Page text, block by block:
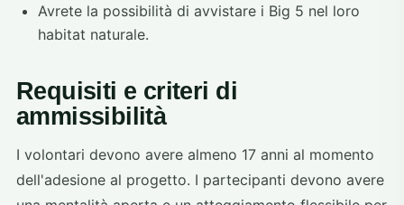
Avrete la possibilità di avvistare i Big 5 nel loro
habitat naturale.
Requisiti e criteri di
ammissibilità
I volontari devono avere almeno 17 anni al momento
dell'adesione al progetto. I partecipanti devono avere